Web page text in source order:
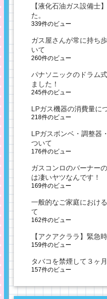
【液化石油ガス設備士
た。
339件のビュー
ガス屋さんが常に持ち
いて
260件のビュー
パナソニックのドラム
ました！
245件のビュー
LPガス機器の消費量に
218件のビュー
LPガスボンベ・調整器
ついて
176件のビュー
ガスコンロのバーナー
は凄いヤツなんです！
169件のビュー
一般的なご家庭におけ
て
162件のビュー
【アクアクララ】緊急
159件のビュー
タバコを禁煙して３ヶ
157件のビュー